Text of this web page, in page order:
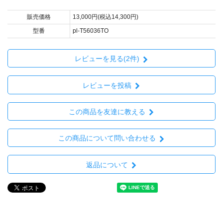
販売価格
13,000円(税込14,300円)
型番
pl-T56036TO
レビューを見る(2件)
レビューを投稿
この商品を友達に教える
この商品について問い合わせる
返品について